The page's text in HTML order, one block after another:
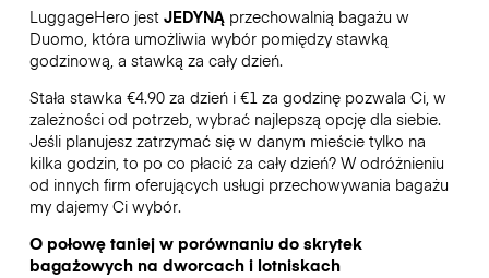
LuggageHero jest JEDYNĄprzechowalnią bagażu w
Duomo, która umożliwia wybór pomiędzy stawką
godzinową, a stawką za cały dzień.
Stała stawka €4.90 za dzień i €1 za godzinę pozwala Ci, w
zależności od potrzeb, wybrać najlepszą opcję dla siebie.
Jeśli planujesz zatrzymać się w danym mieście tylko na
kilka godzin, to po co płacić za cały dzień? W odróżnieniu
od innych firm oferujących usługi przechowywania bagażu
my dajemy Ci wybór.
O połowę taniej w porównaniu do skrytek
bagażowych na dworcach i lotniskach